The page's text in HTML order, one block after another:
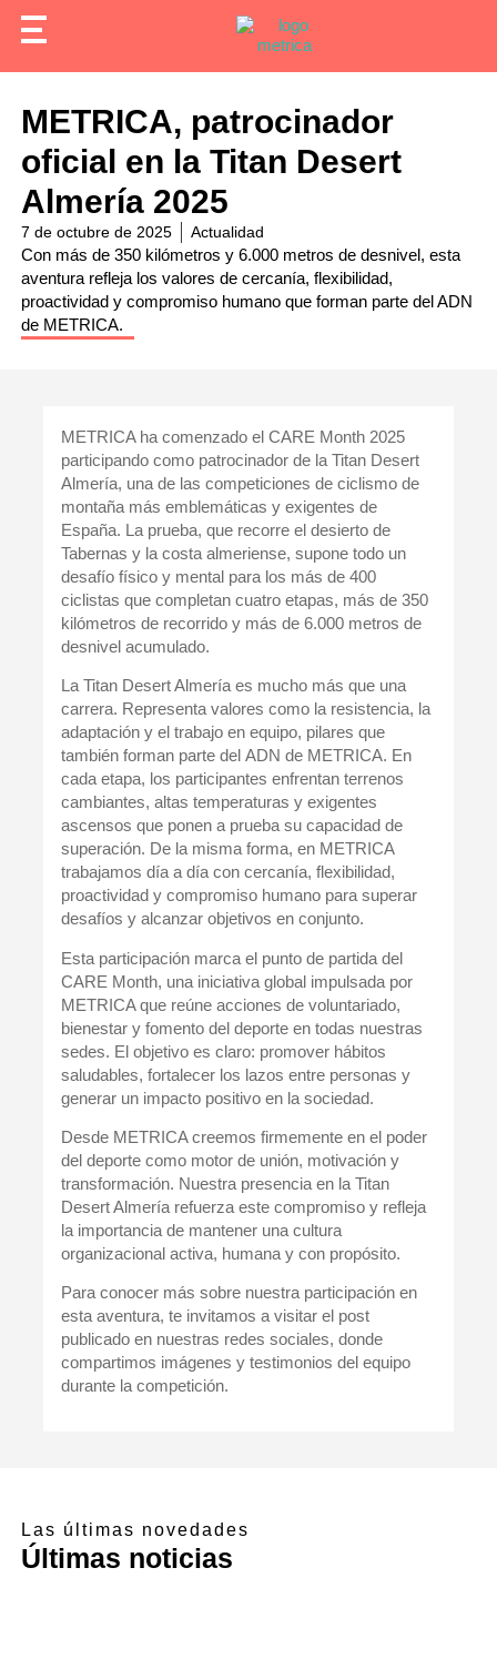
METRICA, patrocinador
oficial en la Titan Desert
Almería 2025
7 de octubre de 2025 Actualidad
Con más de 350 kilómetros y 6.000 metros de desnivel, esta
aventura refleja los valores de cercanía, flexibilidad,
proactividad y compromiso humano que forman parte del ADN
de METRICA.
METRICA ha comenzado el CARE Month 2025
participando como patrocinador de la Titan Desert
Almería, una de las competiciones de ciclismo de
montaña más emblemáticas y exigentes de
España. La prueba, que recorre el desierto de
Tabernas y la costa almeriense, supone todo un
desafío físico y mental para los más de 400
ciclistas que completan cuatro etapas, más de 350
kilómetros de recorrido y más de 6.000 metros de
desnivel acumulado.
La Titan Desert Almería es mucho más que una
carrera. Representa valores como la resistencia, la
adaptación y el trabajo en equipo, pilares que
también forman parte del ADN de METRICA. En
cada etapa, los participantes enfrentan terrenos
cambiantes, altas temperaturas y exigentes
ascensos que ponen a prueba su capacidad de
superación. De la misma forma, en METRICA
trabajamos día a día con cercanía, flexibilidad,
proactividad y compromiso humano para superar
desafíos y alcanzar objetivos en conjunto.
Esta participación marca el punto de partida del
CARE Month, una iniciativa global impulsada por
METRICA que reúne acciones de voluntariado,
bienestar y fomento del deporte en todas nuestras
sedes. El objetivo es claro: promover hábitos
saludables, fortalecer los lazos entre personas y
generar un impacto positivo en la sociedad.
Desde METRICA creemos firmemente en el poder
del deporte como motor de unión, motivación y
transformación. Nuestra presencia en la Titan
Desert Almería refuerza este compromiso y refleja
la importancia de mantener una cultura
organizacional activa, humana y con propósito.
Para conocer más sobre nuestra participación en
esta aventura, te invitamos a visitar el post
publicado en nuestras redes sociales, donde
compartimos imágenes y testimonios del equipo
durante la competición.
Las últimas novedades
Últimas noticias